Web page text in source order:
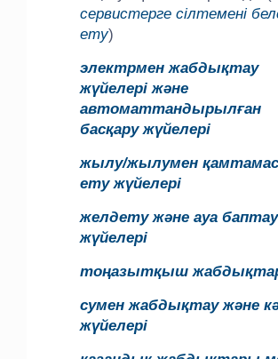
сервистерге сілтемені
ету)
электрмен жабдықтау
жүйелері және
автоматтандырылған
басқару жүйелері
жылу/жылумен
ету жүйелері
желдету және ауа баптау
жүйелері
тоңазытқыш
сумен жабдықтау және
жүйелері